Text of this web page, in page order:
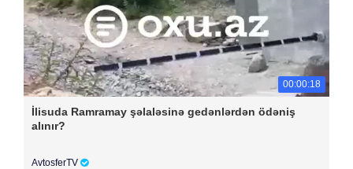
00:00:18
İlisuda Ramramay şəlaləsinə gedənlərdən ödəniş
alınır?
AvtosferTV